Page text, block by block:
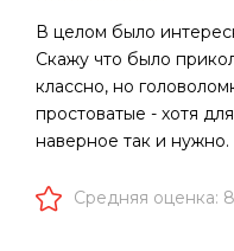
В целом было
Скажу что было
классно, но
простоватые - хотя
наверное так и
Средняя оценка: